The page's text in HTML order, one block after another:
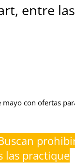
entre
mayo con ofertas
las practique